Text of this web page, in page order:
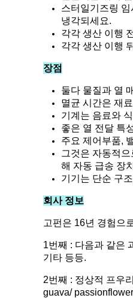
스터일기즈링
냉각되세요.
각각 생산 이행
각각 생산 이행
장점
둘다 물질과 열
멸균 시간은 재
기계는 음료와
좋은 열 전달 특
주요 제어부품,
그것은 자동적
해 자동 급송 장
기기는 단순 구
회사 정보
고펀은 16년 경험으
1번째 : 다음과 같은
기타 등등.
2번째 : 정상적 프우
guava/